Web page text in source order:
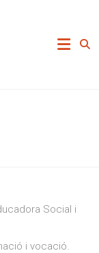
Social i
i vocació.